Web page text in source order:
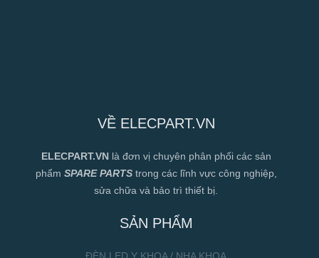
VỀ ELECPART.VN
ELECPART.VN là đơn vị chuyên phân phối các sản
phẩm SPARE PARTStrong các lĩnh vực công nghiệp,
sửa chữa và bảo trì thiết bị.
SẢN PHẨM
ĐÈN LED Y KHOA / NHA KHOA